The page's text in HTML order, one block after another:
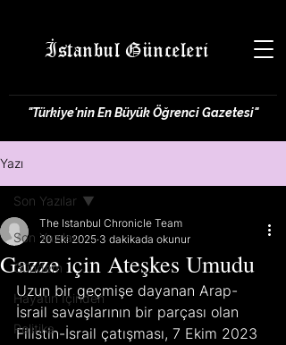
İstanbul Günceleri
"Türkiye'nin En Büyük Öğrenci Gazetesi"
Yazı
Son Yazılar
Gündem
Hayatın İçinden
Politika
Son Yazılar
Gazze için Ateşkes Umudu
The Istanbul Chronicle Team
20 Eki 2025 3 dakikada okunur
Uzun bir geçmişe dayanan Arap-
İsrail savaşlarının bir parçası olan
Filistin-İsrail çatışması, 7 Ekim 2023